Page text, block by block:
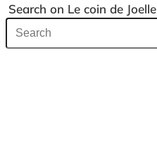
Search on Le coin de Joelle